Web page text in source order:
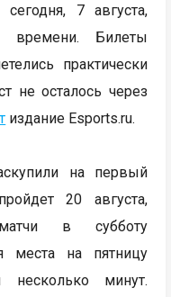
7 августа,
Билеты
практически
не осталось через
издание Esports.ru.
на первый
20 августа,
в субботу
места на пятницу
несколько минут.